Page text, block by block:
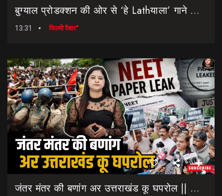
बुग्याल प्रोडक्शन की ओर से ‘हे Lathयाला’ गाने की शानदार लॉन्चिंग || Hey Lathyala || Garhwali Song
13:31 फिल्मी रैबार"
जंतर मंतर की बणांग अर उत्तराखंड कू घपरोल || NEET Paper Leak || Dharmendra Pradhan Resigns